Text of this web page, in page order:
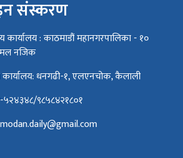
संस्करण
कार्यालय : काठमाडौं महानगरपालिका - १०
नजिक
कार्यालय: धनगढी-१, एलएनचोक, कैलाली
५२४३४८/९८५८४२१८०१